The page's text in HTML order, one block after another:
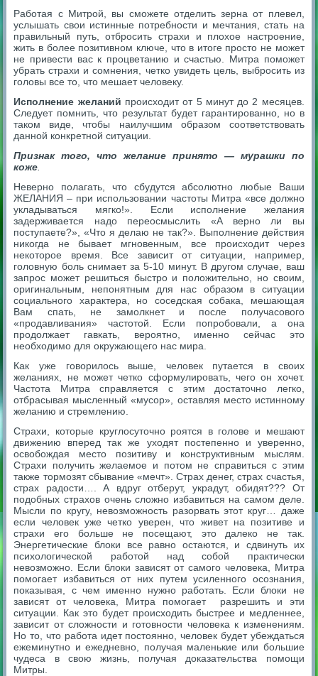
Работая с Митрой, вы сможете отделить зерна от плевел,
услышать свои истинные потребности и мечтания, стать на
правильный путь, отбросить страхи и плохое настроение,
жить в более позитивном ключе, что в итоге просто не может
не привести вас к процветанию и счастью. Митра поможет
убрать страхи и сомнения, четко увидеть цель, выбросить из
головы все то, что мешает человеку.
Исполнение желаний происходит от 5 минут до 2 месяцев.
Следует помнить, что результат будет гарантированно, но в
таком виде, чтобы наилучшим образом соответствовать
данной конкретной ситуации.
Признак того, что желание принято — мурашки по
коже
Неверно полагать, что сбудутся абсолютно любые Ваши
ЖЕЛАНИЯ – при использовании частоты Митра «все должно
укладываться мягко!». Если исполнение желания
задерживается надо переосмыслить «А верно ли вы
поступаете?», «Что я делаю не так?». Выполнение действия
никогда не бывает мгновенным, все происходит через
некоторое время. Все зависит от ситуации, например,
головную боль снимает за 5-10 минут. В другом случае, ваш
запрос может решиться быстро и положительно, но своим,
оригинальным, непонятным для нас образом в ситуации
социального характера, но соседская собака, мешающая
Вам спать, не замолкнет и после получасового
«продавливания» частотой. Если попробовали, а она
продолжает гавкать, вероятно, именно сейчас это
необходимо для окружающего нас мира.
Как уже говорилось выше, человек путается в своих
желаниях, не может четко сформулировать, чего он хочет.
Частота Митра справляется с этим достаточно легко,
отбрасывая мысленный «мусор», оставляя место истинному
желанию и стремлению.
Страхи, которые круглосуточно роятся в голове и мешают
движению вперед так же уходят постепенно и уверенно,
освобождая место позитиву и конструктивным мыслям.
Страхи получить желаемое и потом не справиться с этим
также тормозят сбывание «мечт». Страх денег, страх счастья,
страх радости…. А вдруг отберут, украдут, обидят??? От
подобных страхов очень сложно избавиться на самом деле.
Мысли по кругу, невозможность разорвать этот круг… даже
если человек уже четко уверен, что живет на позитиве и
страхи его больше не посещают, это далеко не так.
Энергетические блоки все равно остаются, и сдвинуть их
психологической работой над собой практически
невозможно. Если блоки зависят от самого человека, Митра
помогает избавиться от них путем усиленного осознания,
показывая, с чем именно нужно работать. Если блоки не
зависят от человека, Митра помогает разрешить и эти
ситуации. Как это будет происходить быстрее и медленнее,
зависит от сложности и готовности человека к изменениям.
Но то, что работа идет постоянно, человек будет убеждаться
ежеминутно и ежедневно, получая маленькие или большие
чудеса в свою жизнь, получая доказательства помощи
Митры.